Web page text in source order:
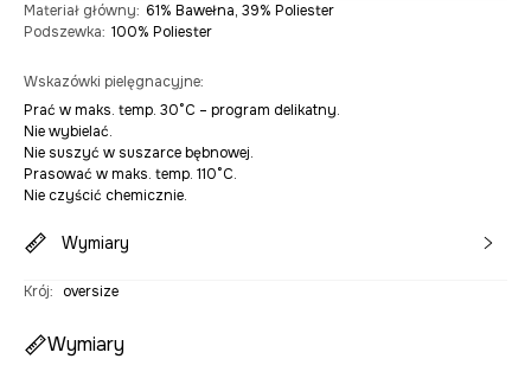
Materiał główny: 61% Bawełna, 39% Poliester
Podszewka: 100% Poliester
Wskazówki pielęgnacyjne:
Prać w maks. temp. 30°C – program delikatny.
Nie wybielać.
Nie suszyć w suszarce bębnowej.
Prasować w maks. temp. 110°C.
Nie czyścić chemicznie.
Wymiary
Krój: oversize
Wymiary